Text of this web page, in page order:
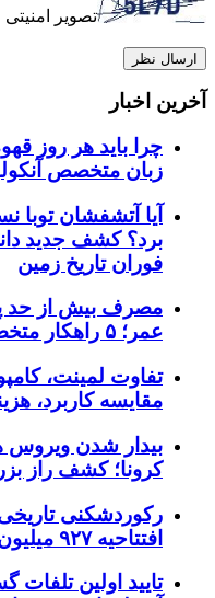
تصویر امنیتی
آخرین اخبار
زبان متخصص
آیا آتشفشان توبا
برد؟ کشف جدید
فوران تاریخ زمین
مصرف بیش از حد
عمر؛ ۵ راهکار متخصصان برای تعادل تغذیه‌ای
تفاوت لمینت،
مقایسه کاربرد،
بیدار شدن ویروس‌
کرونا؛ کشف راز
رکوردشکنی
افتتاحیه ۹۲۷ میلیون دلاری در گیشه جهانی
تایید اولین تلفات